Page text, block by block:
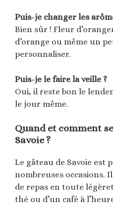
Puis-je changer les
Bien sûr ! Fleur
d’orange ou même un
personnaliser.
Puis-je le faire la veille ?
Oui, il reste bon le
le jour même.
Quand et comment
Savoie ?
Le gâteau de Savoie est
nombreuses occasions.
de repas en toute
thé ou d’un café à